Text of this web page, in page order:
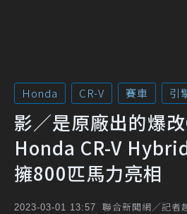
Honda CR-V 賽車 引
影／是原廠出的爆改
Honda CR-V
擁800匹馬力亮相
2023-03-01 13:57 聯合新聞網／記者